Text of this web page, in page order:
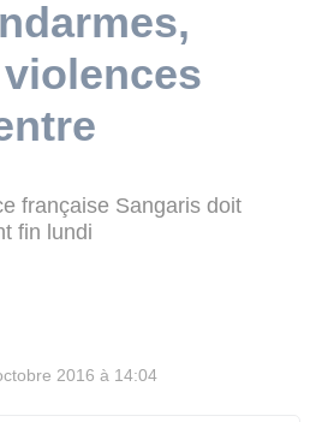
française Sangaris doit
fin lundi
2016 à 14:04